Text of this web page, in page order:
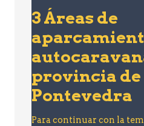
3 Áreas de
provincia de
Pontevedra
Para continuar con la